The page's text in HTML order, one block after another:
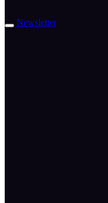
Newsletter